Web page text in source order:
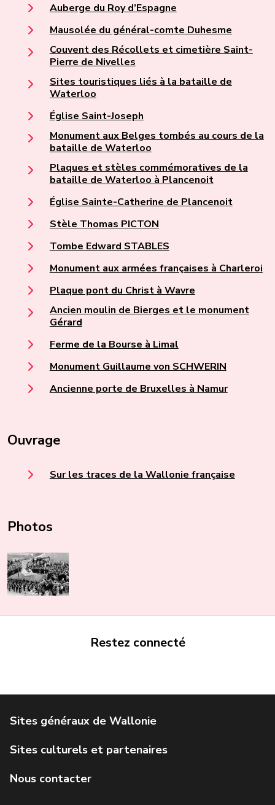
Auberge du Roy d’Espagne
Mausolée du général-comte Duhesme
Couvent des Récollets et cimetière Saint-
Pierre de Nivelles
Sites touristiques liés à la bataille de
Waterloo
Église Saint-Joseph
Monument aux Belges tombés au cours de la
bataille de Waterloo
Plaques et stèles commémoratives de la
bataille de Waterloo à Plancenoit
Église Sainte-Catherine de Plancenoit
Stèle Thomas PICTON
Tombe Edward STABLES
Monument aux armées françaises à Charleroi
Plaque pont du Christ à Wavre
Ancien moulin de Bierges et le monument
Gérard
Ferme de la Bourse à Limal
Monument Guillaume von SCHWERIN
Ancienne porte de Bruxelles à Namur
Ouvrage
Sur les traces de la Wallonie française
Photos
Restez connecté
Service public de Wallonie
Géoportail de la Wallonie
Agence Wallonne du Patrimoine